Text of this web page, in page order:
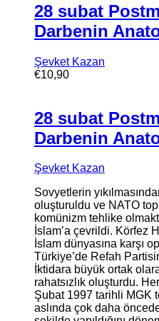
28 subat
Darbenin
Şevket Kazan
€10,90
28 subat
Darbenin
Şevket Kazan
Sovyetlerin
oluşturuldu ve NATO
komünizm tehlike
İslam’a çevrildi. Körfez
İslam dünyasına karşı
Türkiye’de Refah
İktidara büyük ortak
rahatsızlık oluşturdu.
Şubat 1997 tarihli MGK
aslında çok daha